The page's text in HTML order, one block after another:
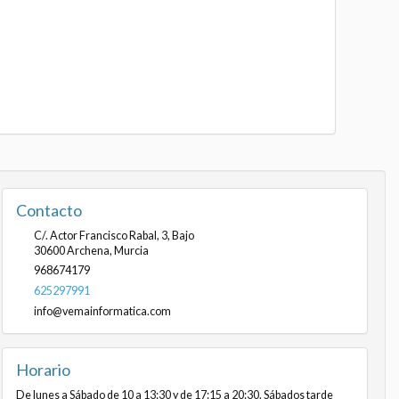
Contacto
C/. Actor Francisco Rabal, 3, Bajo
30600Archena, Murcia
968674179
625297991
info@vemainformatica.com
Horario
De lunes a Sábado de 10 a 13:30 y de 17:15 a 20:30. Sábados tarde